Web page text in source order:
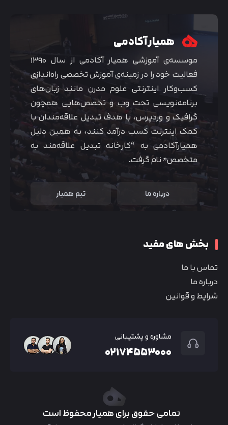
همیار آکادمی
موسسه‌ی آموزشی همیار آکادمی از سال ۱۳۹۰
فعالیت خود را در زمینه‌ی آموزش تخصصی راه‌اندازی
کسب‌و‌کار اینترنتی علوم مدرن مانند زبان‌های
برنامه‌نویسی تحت وب و تخصص‌هایی همچون
گرافیک و وردپرس، با هدف تبدیل علاقه‌مندان با
کمک اینترنت کسب درآمد کنند، به همین دلیل
همیارآکادمی به “کارخانه تبدیل علاقه‌مند به
متخصص” نام گرفت.
درباره ما تیم همیار
بخش های مفید
تماس با ما
درباره ما
شرایط و قوانین
مشاوره و پشتیبانی
۰۲۱۷۴۵۵۳۰۰۰
تمامی حقوق برای همیار محفوظ است
متوجه شدم